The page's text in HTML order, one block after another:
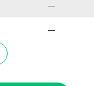
—
—